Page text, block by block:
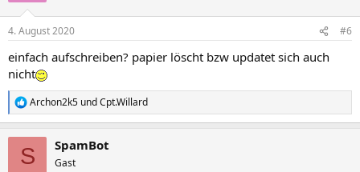
4. August 2020 #6
einfach aufschreiben? papier löscht bzw updatet sich auch
nicht
R
e
Archon2k5 undCpt.Willard
S SpamBot
Gast